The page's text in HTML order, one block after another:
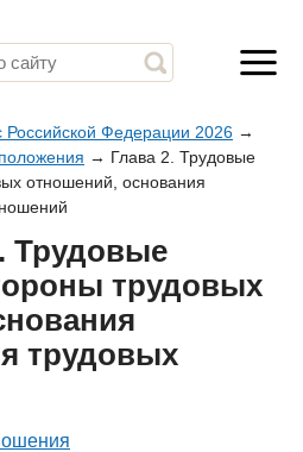
Российской Федерации 2026 →
→ Глава 2. Трудовые
отношений, основания
Трудовые
трудовых
трудовых